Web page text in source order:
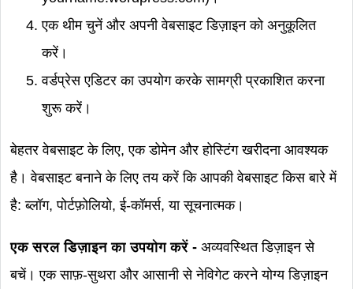
एक थीम चुनें और अपनी वेबसाइट डिज़ाइन को अनुकूलित
करें।
वर्डप्रेस एडिटर का उपयोग करके सामग्री प्रकाशित करना
शुरू करें।
बेहतर वेबसाइट के लिए, एक डोमेन और होस्टिंग खरीदना आवश्यक
है। वेबसाइट बनाने के लिए तय करें कि आपकी वेबसाइट किस बारे में
है: ब्लॉग, पोर्टफ़ोलियो, ई-कॉमर्स, या सूचनात्मक।
एक सरल डिज़ाइन का उपयोग करें - अव्यवस्थित डिज़ाइन से
बचें। एक साफ़-सुथरा और आसानी से नेविगेट करने योग्य डिज़ाइन